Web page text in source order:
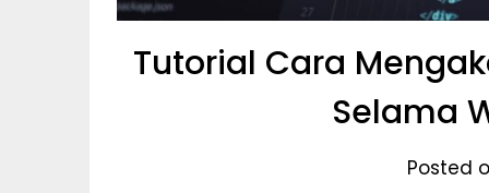
Tutorial Cara
Selama
Posted